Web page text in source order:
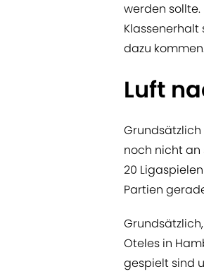
werden sollte.
Klassenerhalt
dazu
Luft
noch nicht an
20
Partien
Oteles in
gespielt sind